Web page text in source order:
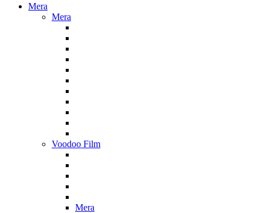
Mera
Mera
Voodoo Film
Mera